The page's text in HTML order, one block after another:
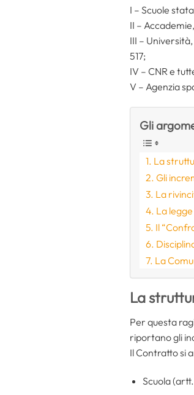
I – Scuole
II –
III –
517;
IV – CNR e
V – Agenzia
Gli
La
Gli
La
La
Il
La
La
Per questa
riportano gli
Il Contratto si
Scuola